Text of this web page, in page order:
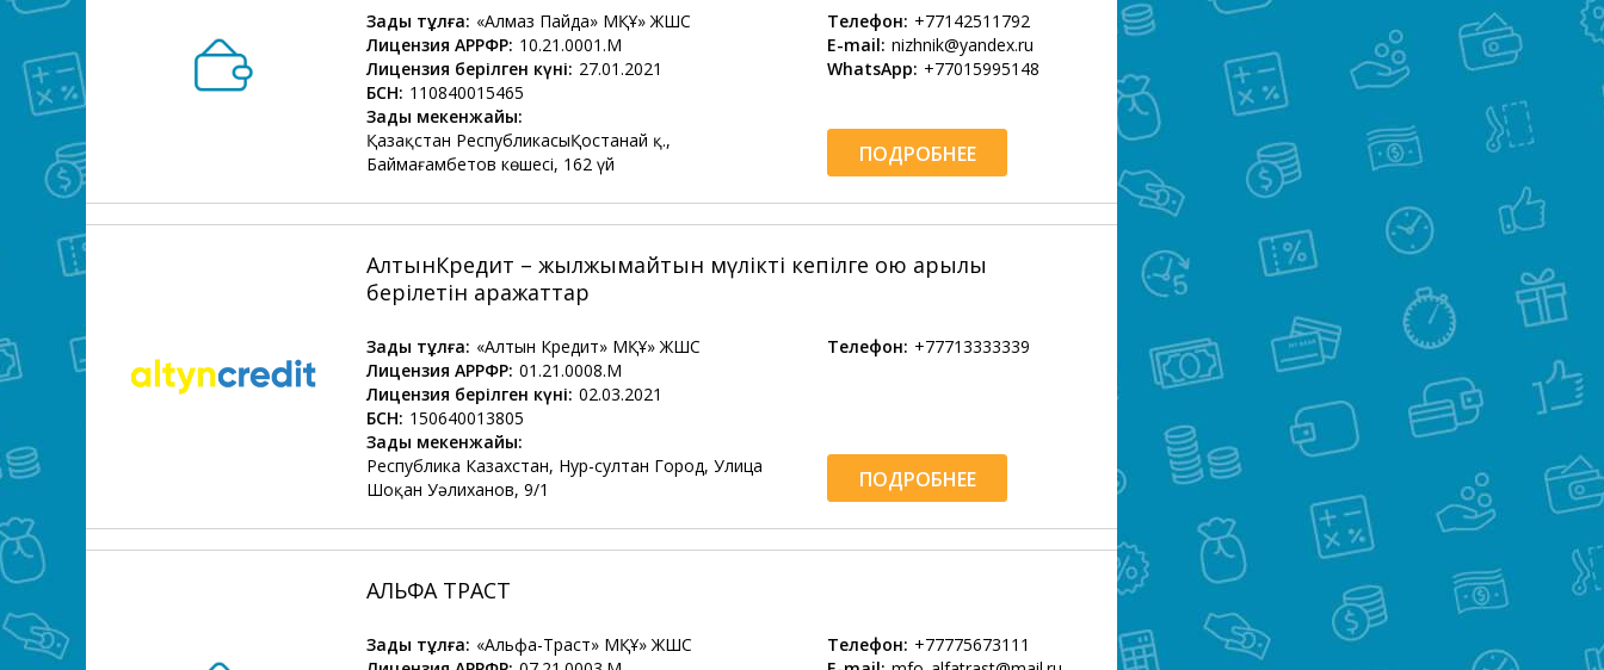
Заңды тұлға: «Алмаз Пайда» МҚҰ» ЖШС
Лицензия АРРФР: 10.21.0001.М
Лицензия берілген күні: 27.01.2021
БСН: 110840015465
Заңды мекенжайы:
Қазақстан РеспубликасыҚостанай қ.,
Баймағамбетов көшесі, 162 үй
Телефон: +77142511792
E-mail: nizhnik@yandex.ru
WhatsApp: +77015995148
ПОДРОБНЕЕ
АлтынКредит – жылжымайтын мүлікті кепілге қою арқылы
берілетін қаражаттар
Заңды тұлға: «Алтын Кредит» МҚҰ» ЖШС
Лицензия АРРФР: 01.21.0008.М
Лицензия берілген күні: 02.03.2021
БСН: 150640013805
Заңды мекенжайы:
Республика Казахстан, Нур-султан Город, Улица
Шоқан Уәлиханов, 9/1
Телефон: +77713333339
ПОДРОБНЕЕ
АЛЬФА ТРАСТ
Заңды тұлға: «Альфа-Траст» МҚҰ» ЖШС
Телефон: +77775673111